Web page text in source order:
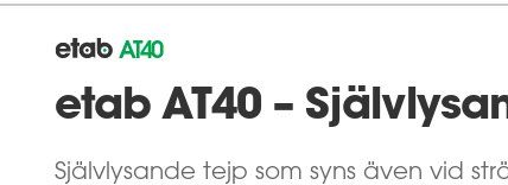
AT40
etab AT40 –
Självlysande tejp som syns även vid